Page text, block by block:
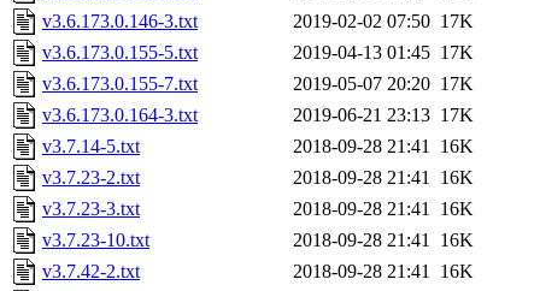
v3.6.173.0.146-3.txt
2019-02-02 07:50 17K
v3.6.173.0.155-5.txt
2019-04-13 01:45 17K
v3.6.173.0.155-7.txt
2019-05-07 20:20 17K
v3.6.173.0.164-3.txt
2019-06-21 23:13 17K
v3.7.14-5.txt
2018-09-28 21:41 16K
v3.7.23-2.txt
2018-09-28 21:41 16K
v3.7.23-3.txt
2018-09-28 21:41 16K
v3.7.23-10.txt
2018-09-28 21:41 16K
v3.7.42-2.txt
2018-09-28 21:41 16K